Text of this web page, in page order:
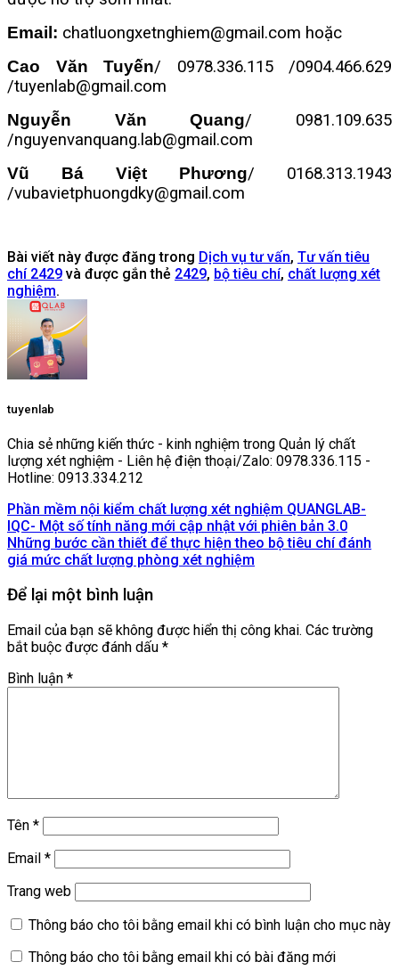
Email: chatluongxetnghiem@gmail.com hoặc
Cao Văn Tuyến/ 0978.336.115 /0904.466.629
/tuyenlab@gmail.com
Nguyễn Văn Quang/ 0981.109.635
/nguyenvanquang.lab@gmail.com
Vũ Bá Việt Phương/ 0168.313.1943
/vubavietphuongdky@gmail.com
Bài viết này được đăng trong Dịch vụ tư vấn, Tư vấn tiêu
chí 2429 và được gắn thẻ 2429, bộ tiêu chí, chất lượng xét
nghiệm.
tuyenlab
Chia sẻ những kiến thức - kinh nghiệm trong Quản lý chất
lượng xét nghiệm - Liên hệ điện thoại/Zalo: 0978.336.115 -
Hotline: 0913.334.212
Phần mềm nội kiểm chất lượng xét nghiệm QUANGLAB-
IQC- Một số tính năng mới cập nhật với phiên bản 3.0
Những bước cần thiết để thực hiện theo bộ tiêu chí đánh
giá mức chất lượng phòng xét nghiệm
Để lại một bình luận
Email của bạn sẽ không được hiển thị công khai. Các trường
bắt buộc được đánh dấu *
Bình luận *
Tên *
Email *
Trang web
Thông báo cho tôi bằng email khi có bình luận cho mục này
Thông báo cho tôi bằng email khi có bài đăng mới